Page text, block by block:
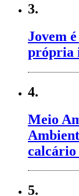
3.
Jovem
própria
4.
Meio
calcário
5.